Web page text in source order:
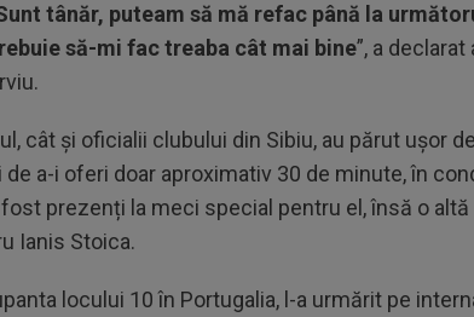
tânăr, puteam să mă refac până la
să-mi fac treaba cât mai bine”, a
cât și oficialii clubului din Sibiu, au părut ușor
de a-i oferi doar aproximativ 30 de minute, în
prezenți la meci special pentru el, însă o
Ianis Stoica.
locului 10 în Portugalia, l-a urmărit pe